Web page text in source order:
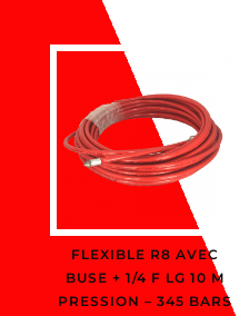
FLEXIBLE R8 AVEC
BUSE + 1/4 F LG 10 M
PRESSION – 345 BARS